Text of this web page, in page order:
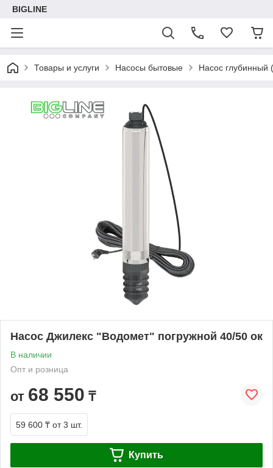
BIGLINE
Товары и услуги Насосы бытовые Насос глубинный
Насос Джилекс "Водомет" погружной 40/50 ок
В наличии
Опт и розница
от 68 550 ₸
59 600 ₸ от 3 шт.
Купить